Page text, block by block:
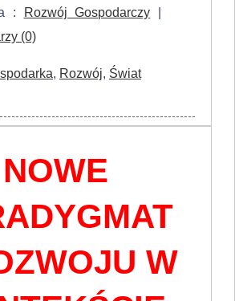
: Rozwój Gospodarczy
(0)
, Rozwój, Świat
NOWE
W